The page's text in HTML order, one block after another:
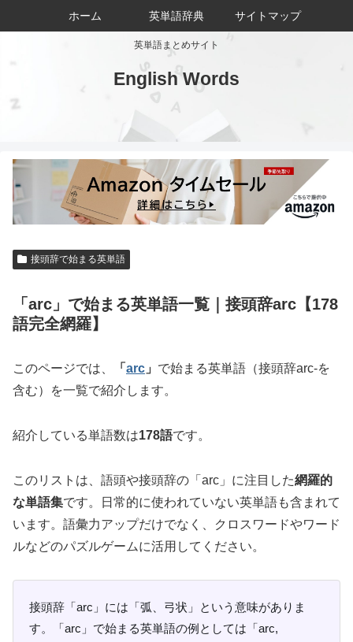
英単語まとめサイト
English Words
ホーム 英単語辞典 サイトマップ
接頭辞で始まる英単語
「arc」で始まる英単語一覧｜接頭辞arc【178
語完全網羅】
このページでは、 「 arc 」 で始まる英単語（接頭辞arc-を
含む）を一覧で紹介します。
紹介している単語数は178語です。
このリストは、語頭や接頭辞の「arc」に注目した網羅的
な単語集です。日常的に使われていない英単語も含まれて
います。語彙力アップだけでなく、クロスワードやワード
ルなどのパズルゲームに活用してください。
接頭辞「arc」には「弧、弓状」という意味がありま
す。「arc」で始まる英単語の例としては「arc,